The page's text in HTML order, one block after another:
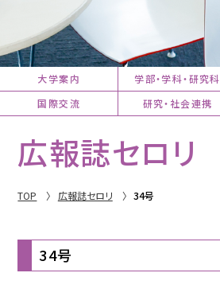
大学案内 学部・学科・研究科
国際交流
研究・社会連携
広報誌セロリ
TOP 広報誌セロリ 34号
34号